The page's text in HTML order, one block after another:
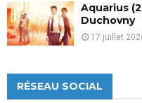
Aquarius
Duchovny
17 juillet
RÉSEAU SOCIAL